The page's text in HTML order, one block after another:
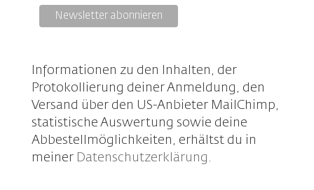
Informationen zu den Inhalten, der
Protokollierung deiner Anmeldung, den
Versand über den US-Anbieter MailChimp,
statistische Auswertung sowie deine
Abbestellmöglichkeiten, erhältst du in
meiner Datenschutzerklärung .